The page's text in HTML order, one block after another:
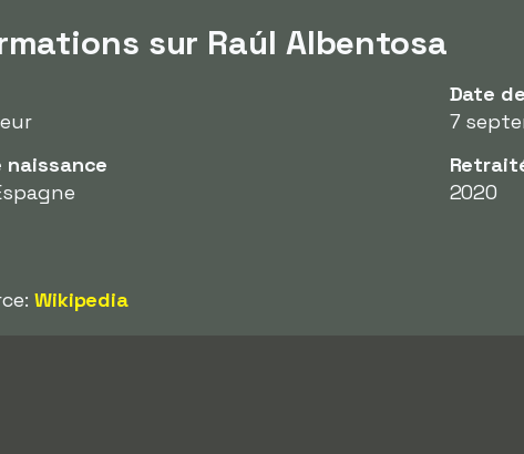
sur Raúl Albentosa
Date
7
naissance
2020
Wikipedia